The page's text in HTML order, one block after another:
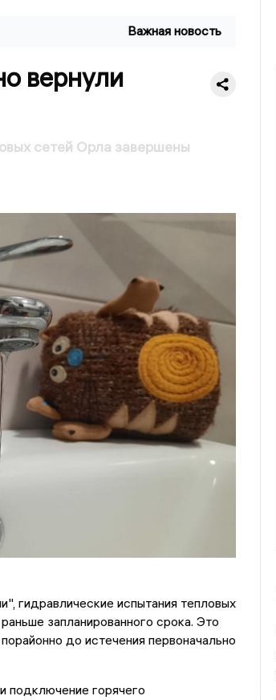
Важная новость
вернули
сетей Орла завершены
гидравлические испытания тепловых
запланированного срока. Это
до истечения первоначально
подключение горячего